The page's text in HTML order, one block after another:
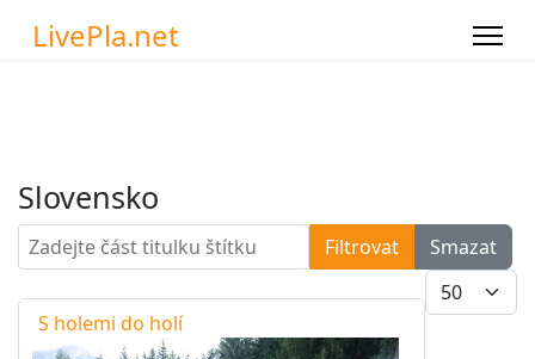
LivePla.net
Slovensko
Zadejte část titulku štítku Filtrovat
Smazat
Počet
S holemi do holí